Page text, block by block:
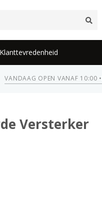
VANDAAG OPEN VANAF 10:00 •
Versterker